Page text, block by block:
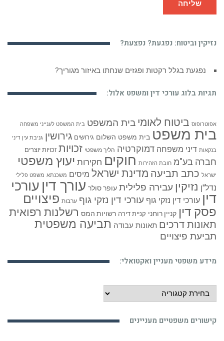
שליחה
נזיקין וביטוח: נפגעת? נפצעת?
איראן גרעינית – חשש אמיתי או דמגוגיה של מנהיגים? מאמר
תגיות בלוג עורכי דין ומשפט אלול:
אפוטרופוס ביטוח לאומי
בית משפט בית משפט השלום גירושים גירושין
דיני משפחה דמוקרטיה הליך משפטי זכויות זכויות יוצרים
חברה בע"מ חובת הזהירות חוקים חקירות יעוץ משפטי
ישראל כתב תביעה מדינת ישראל מיסים משכנתא משפט פלילי
נדל"ן נזיקין עבירה פלילית עורך דיןעורכי
דין עורכי דין נזקי גוף עורכי דין נזקי גוף ערבות פיצויים
פסק דין קניין רוחני רשויות המס רשלנות רפואית
תאונות דרכים תביעה משפטית
מידע משפטי מעניין ואקטואלי:
מידע
מעניין
קישורים משפטיים מעניינים